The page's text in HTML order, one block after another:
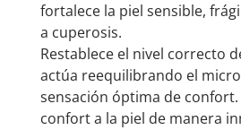
fortalece la piel sensible,
a cuperosis.
Restablece el nivel correcto
actúa reequilibrando el
sensación óptima de confort.
confort a la piel de manera